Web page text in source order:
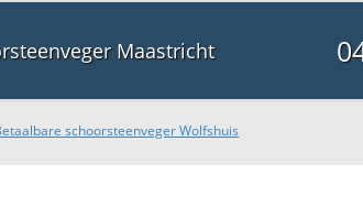
Maastricht
schoorsteenveger Wolfshuis